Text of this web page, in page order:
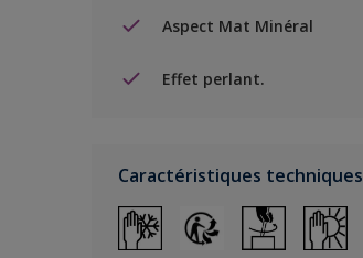
Aspect Mat Minéral
Effet perlant.
Caractéristiques techniques